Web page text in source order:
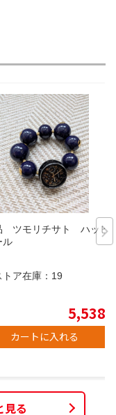
ツモリチサト ハッピ
ル
ア在庫： 19
5,538
カートに入れる
見る